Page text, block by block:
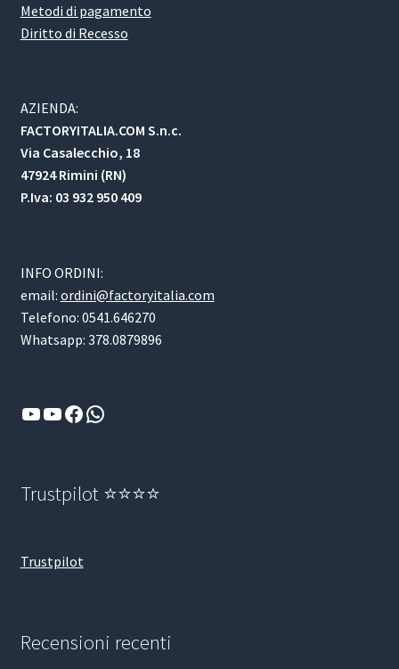
Metodi di pagamento
Diritto di Recesso
AZIENDA:
FACTORYITALIA.COM S.n.c.
Via Casalecchio, 18
47924 Rimini (RN)
P.Iva: 03 932 950 409
INFO ORDINI:
email: ordini@factoryitalia.com
Telefono: 0541.646270
Whatsapp: 378.0879896
YouTube
YouTube
Facebook
WhatsApp
Trustpilot ⭐⭐⭐⭐
Trustpilot
Recensioni recenti